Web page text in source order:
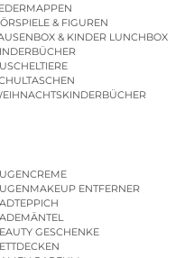
& FIGUREN
& KINDER LUNCHBOX
| KINDERGARTENBEUTEL
ENTFERNER
GESCHENKE